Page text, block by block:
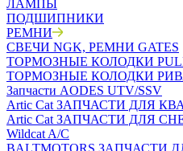
ЛАМПЫ
ПОДШИПНИКИ
РЕМНИ
СВЕЧИ NGK, РЕМНИ GATES
ТОРМОЗНЫЕ КОЛОДКИ
ТОРМОЗНЫЕ КОЛОДКИ
Запчасти AODES UTV/SSV
Artic Cat ЗАПЧАСТИ ДЛЯ
Artic Cat ЗАПЧАСТИ ДЛЯ
Wildcat A/C
BALTMOTORS ЗАПЧАСТИ